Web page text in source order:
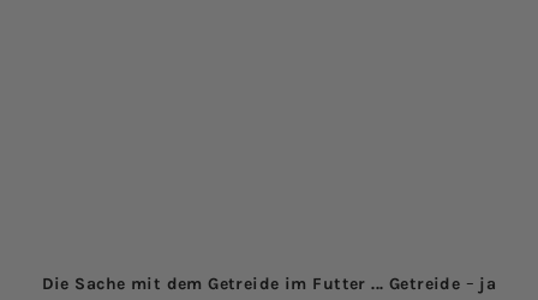
Die Sache mit dem Getreide im Futter ... Getreide – ja